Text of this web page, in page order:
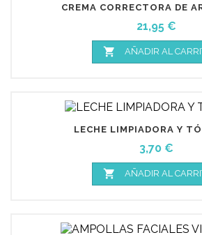
CREMA CORRECTORA DE
Precio
21,95 €
 AÑADIR AL
LECHE LIMPIADORA Y
Precio
3,70 €
 AÑADIR AL